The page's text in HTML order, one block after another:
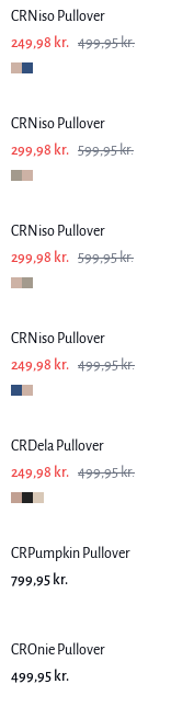
CRNiso Pullover
249,98 kr. 499,95 kr.
-50%
CRNiso Pullover
299,98 kr. 599,95 kr.
-50%
CRNiso Pullover
299,98 kr. 599,95 kr.
-50%
CRNiso Pullover
249,98 kr. 499,95 kr.
-50%
CRDela Pullover
249,98 kr. 499,95 kr.
CRPumpkin Pullover
799,95 kr.
CROnie Pullover
499,95 kr.